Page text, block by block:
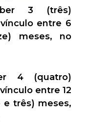
3 (três)
entre 6
meses, no
4 (quatro)
entre 12
e três) meses,